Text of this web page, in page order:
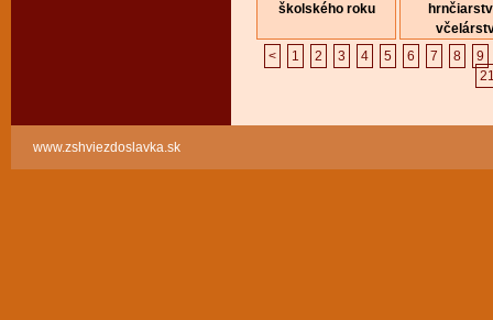
školského roku
<
1 2 3 4 5 6 7 8
9
www.zshviezdoslavka.sk